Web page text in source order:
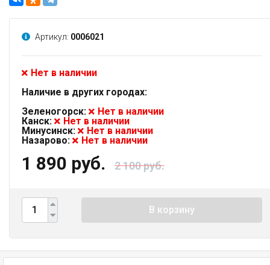
Артикул: 0006021
Нет в наличии
Наличие в других городах:
Зеленогорск:
Нет в наличии
Канск:
Нет в наличии
Минусинск:
Нет в наличии
Назарово:
Нет в наличии
1 890 руб. 2 100 руб.
В корзину